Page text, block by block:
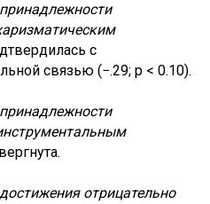
с
связью (−.29; р < 0.10).
отрицательно